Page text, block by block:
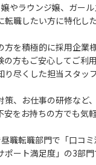
やラウンジ嬢、ガー
転職したい方に特化し
方を積極的に採用企業
方もご安心してご利用
り尽くした担当スタッ
策、お仕事の研修など
安をお持ちの方でも気
職転職部門で「口コ
ポート満足度」の3部